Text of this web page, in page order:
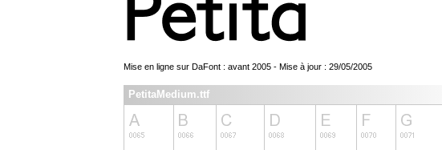
Mise en ligne sur DaFont : avant 2005 - Mise à jour : 29/05/2005
PetitaMedium.ttf